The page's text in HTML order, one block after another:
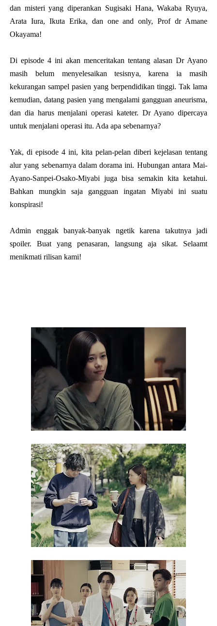
dan misteri yang diperankan Sugisaki Hana, Wakaba Ryuya,
Arata Iura, Ikuta Erika, dan one and only, Prof dr Amane
Okayama!
Di episode 4 ini akan menceritakan tentang alasan Dr Ayano
masih belum menyelesaikan tesisnya, karena ia masih
kekurangan sampel pasien yang berpendidikan tinggi. Tak lama
kemudian, datang pasien yang mengalami gangguan aneurisma,
dan dia harus menjalani operasi kateter. Dr Ayano dipercaya
untuk menjalani operasi itu. Ada apa sebenarnya?
Yak, di episode 4 ini, kita pelan-pelan diberi kejelasan tentang
alur yang sebenarnya dalam dorama ini. Hubungan antara Mai-
Ayano-Sanpei-Osako-Miyabi juga bisa semakin kita ketahui.
Bahkan mungkin saja gangguan ingatan Miyabi ini suatu
konspirasi!
Admin enggak banyak-banyak ngetik karena takutnya jadi
spoiler. Buat yang penasaran, langsung aja sikat. Selaamt
menikmati rilisan kami!